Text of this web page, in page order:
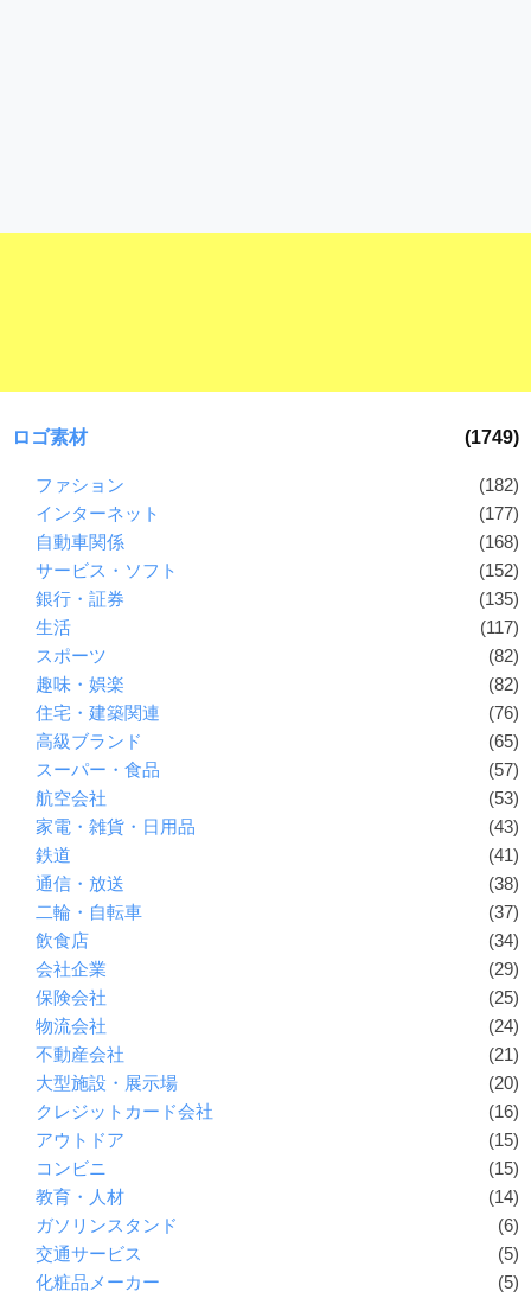
ロゴ素材 (1749)
ファション
(182)
インターネット
(177)
自動車関係
(168)
サービス・ソフト
(152)
銀行・証券
(135)
生活
(117)
スポーツ
(82)
趣味・娯楽
(82)
住宅・建築関連
(76)
高級ブランド
(65)
スーパー・食品
(57)
航空会社
(53)
家電・雑貨・日用品
(43)
鉄道
(41)
通信・放送
(38)
二輪・自転車
(37)
飲食店
(34)
会社企業
(29)
保険会社
(25)
物流会社
(24)
不動産会社
(21)
大型施設・展示場
(20)
クレジットカード会社
(16)
アウトドア
(15)
コンビニ
(15)
教育・人材
(14)
ガソリンスタンド
(6)
交通サービス
(5)
化粧品メーカー
(5)